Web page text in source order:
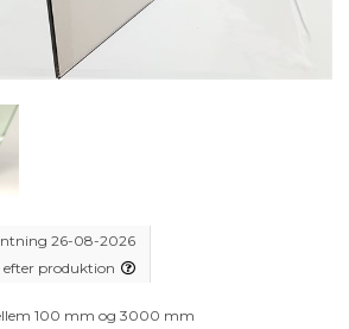
26-08-2026
efter produktion
100 mm og 3000 mm